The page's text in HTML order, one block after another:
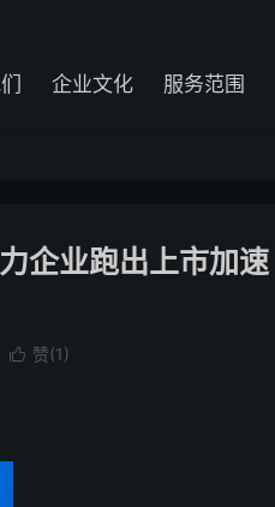
企业文化 服务范围
企业跑出上市加速
 赞(1)